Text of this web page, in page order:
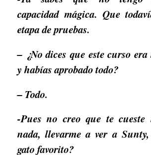
capacidad mágica. Que
etapa de pruebas.
– ¿No dices que este curso
y habías aprobado todo?
– Todo.
-Pues no creo que te cueste
nada, llevarme a ver a
gato favorito?